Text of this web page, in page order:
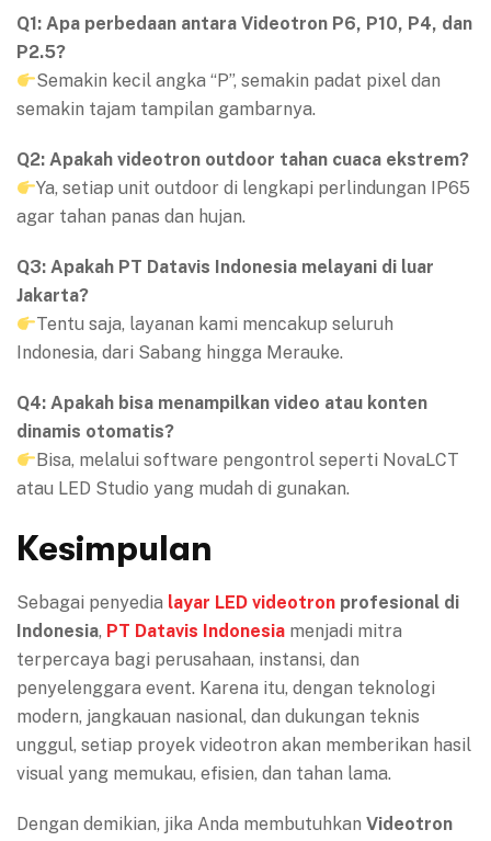
Q1: Apa perbedaan antara Videotron P6, P10, P4, dan
P2.5?
Semakin kecil angka “P”, semakin padat pixel dan
semakin tajam tampilan gambarnya.
Q2: Apakah videotron outdoor tahan cuaca ekstrem?
Ya, setiap unit outdoor di lengkapi perlindungan IP65
agar tahan panas dan hujan.
Q3: Apakah PT Datavis Indonesia melayani di luar
Jakarta?
Tentu saja, layanan kami mencakup seluruh
Indonesia, dari Sabang hingga Merauke.
Q4: Apakah bisa menampilkan video atau konten
dinamis otomatis?
Bisa, melalui software pengontrol seperti NovaLCT
atau LED Studio yang mudah di gunakan.
Kesimpulan
Sebagai penyedia layar LED videotron profesional di
Indonesia, PT Datavis Indonesia menjadi mitra
terpercaya bagi perusahaan, instansi, dan
penyelenggara event. Karena itu, dengan teknologi
modern, jangkauan nasional, dan dukungan teknis
unggul, setiap proyek videotron akan memberikan hasil
visual yang memukau, efisien, dan tahan lama.
Dengan demikian, jika Anda membutuhkan Videotron